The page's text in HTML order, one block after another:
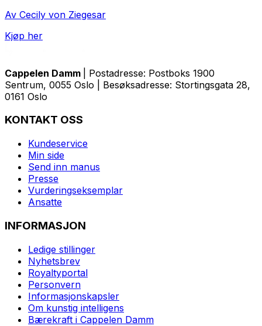
Av Cecily von Ziegesar
Kjøp her
Cappelen Damm
| Postadresse: Postboks 1900
Sentrum, 0055 Oslo | Besøksadresse: Stortingsgata 28,
0161 Oslo
KONTAKT OSS
Kundeservice
Min side
Send inn manus
Presse
Vurderingseksemplar
Ansatte
INFORMASJON
Ledige stillinger
Nyhetsbrev
Royaltyportal
Personvern
Informasjonskapsler
Om kunstig intelligens
Bærekraft i Cappelen Damm